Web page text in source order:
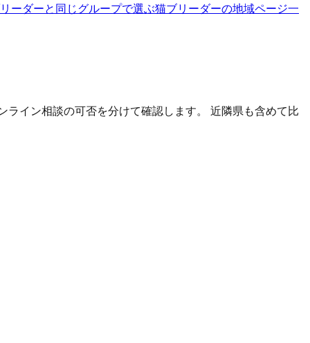
ーダーと同じグループで選ぶ猫ブリーダーの地域ページ一
イン相談の可否を分けて確認します。 近隣県も含めて比